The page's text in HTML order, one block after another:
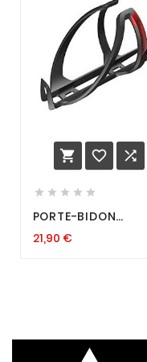
  
    
PORTE-BIDON
CAGE 1.0 BLACK RED
21,90 €